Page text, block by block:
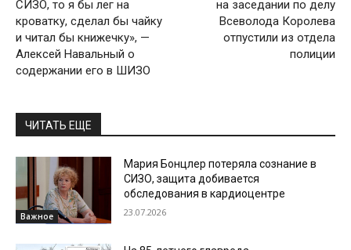
СИЗО, то я бы лег на
кроватку, сделал бы чайку
и читал бы книжечку», —
Алексей Навальный о
содержании его в ШИЗО
на заседании по делу
Всеволода Королева
отпустили из отдела
полиции
ЧИТАТЬ ЕЩЕ
Важное
Мария Бонцлер потеряла сознание в
СИЗО, защита добивается
обследования в кардиоцентре
23.07.2026